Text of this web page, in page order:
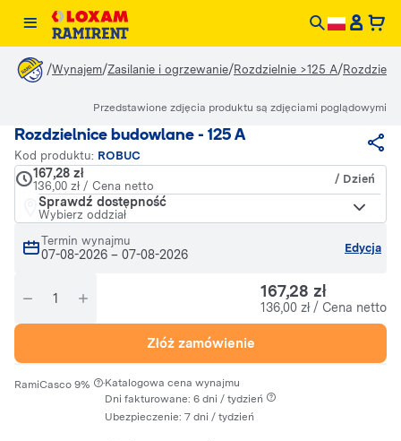
/Wynajem/Zasilanie i ogrzewanie/Rozdzielnie >125 A/
Rozdzielnice budowlane - 125 A
Kod produktu: ROBUC
167,28 zł
136,00 zł / Cena netto
/ Dzień
Sprawdź dostępność
Wybierz oddział
Termin wynajmu
07-08-2026 – 07-08-2026 Edycja
167,28 zł
136,00 zł / Cena netto
Złóż zamówienie
RamiCasco 9% ·Katalogowa cena wynajmu
Dni fakturowane: 6 dni / tydzień
Ubezpieczenie: 7 dni / tydzień
Przedstawione zdjęcia produktu są zdjęciami poglądowymi